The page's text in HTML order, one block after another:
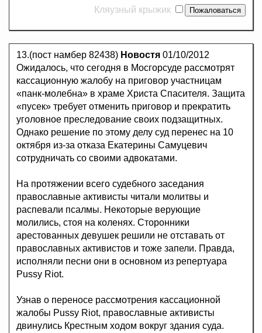
Кляузный крыжик
13.(пост намбер 82438) Новостя 01/10/2012
Ожидалось, что сегодня в Мосгорсуде рассмотрят
кассационную жалобу на приговор участницам
«панк-молебна» в храме Христа Спасителя. Защита
«пусек» требует отменить приговор и прекратить
уголовное преследование своих подзащитных.
Однако решение по этому делу суд перенес на 10
октября из-за отказа Екатерины Самуцевич
сотрудничать со своими адвокатами.
На протяжении всего судебного заседания
православные активисты читали молитвы и
распевали псалмы. Некоторые верующие
молились, стоя на коленях. Сторонники
арестованных девушек решили не отставать от
православных активистов и тоже запели. Правда,
исполняли песни они в основном из репертуара
Pussy Riot.
Узнав о переносе рассмотрения кассационной
жалобы Pussy Riot, православные активисты
двинулись Крестным ходом вокруг здания суда.